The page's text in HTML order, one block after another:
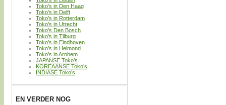
Toko’s in Den Haag
Toko’s in Delft
Toko’s in Rotterdam
Toko’s in Utrecht
Toko’s Den Bosch
Toko’s in Tilburg
Toko’s in Eindhoven
Toko’s in Helmond
Toko’s in Arnhem
JAPANSE Toko’s
KOREAANSE Toko’s
INDIASE Toko’s
EN VERDER NOG